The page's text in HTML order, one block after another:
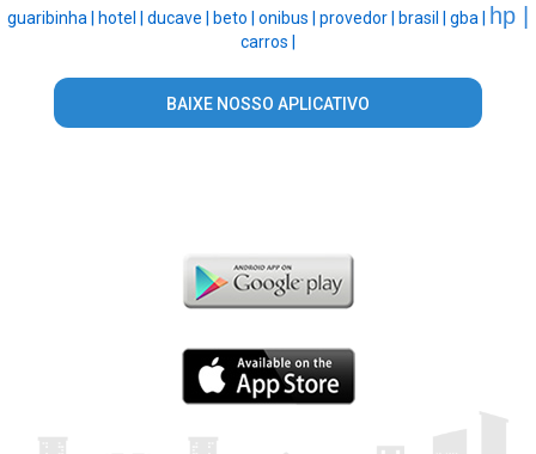
guaribinha | hotel | ducave | beto | onibus | provedor | brasil | gba | hp |
carros |
BAIXE NOSSO APLICATIVO